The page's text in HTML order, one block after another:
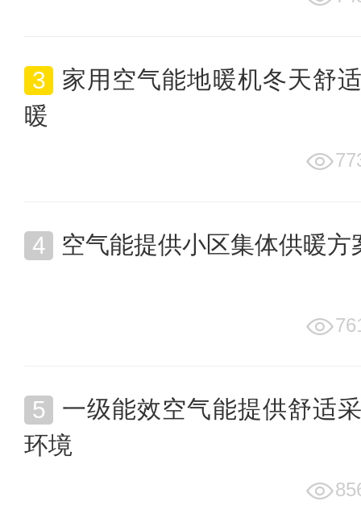
家用空气能地暖机冬天舒
暖
空气能提供小区集体供暖方
一级能效空气能提供舒适
环境